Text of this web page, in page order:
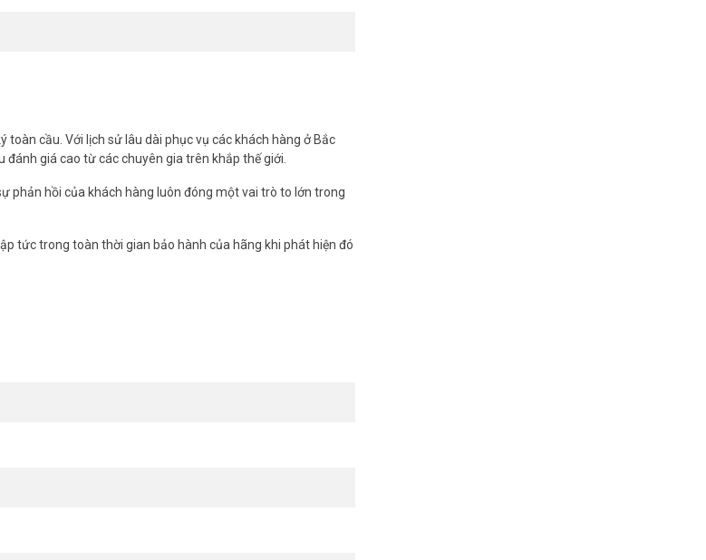
cầu. Với lịch sử lâu dài phục vụ các khách hàng ở Bắc
giá cao từ các chuyên gia trên khắp thế giới.
phản hồi của khách hàng luôn đóng một vai trò to lớn trong
tức trong toàn thời gian bảo hành của hãng khi phát hiện đó